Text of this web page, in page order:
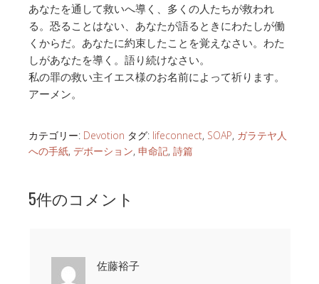
あなたを通して救いへ導く、多くの人たちが救われ
る。恐ることはない、あなたが語るときにわたしが働
くからだ。あなたに約束したことを覚えなさい。わた
しがあなたを導く。語り続けなさい。
私の罪の救い主イエス様のお名前によって祈ります。
アーメン。
カテゴリー: Devotion タグ: lifeconnect, SOAP, ガラテヤ人
への手紙, デボーション, 申命記, 詩篇
5件のコメント
佐藤裕子